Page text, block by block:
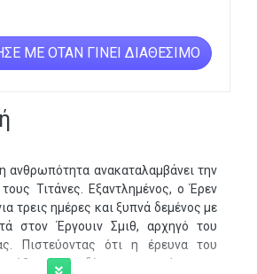
ΜΕ ΌΤΑΝ ΓΊΝΕΙ ΔΙΑΘΈΣΙΜΟ
ανθρωπότητα ανακαταλαμβάνει την
Τιτάνες. Εξαντλημένος, ο Έρεν
τρεις ημέρες και ξυπνά δεμένος με
στον Έργουιν Σμιθ, αρχηγό του
Πιστεύοντας ότι η έρευνα του
το κλειδί για το μυστήριο της